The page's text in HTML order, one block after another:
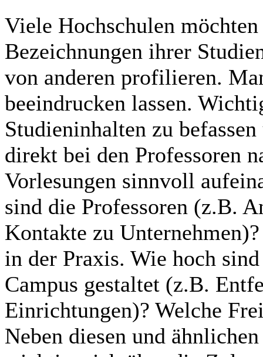
Viele Hochschulen
Bezeichnungen ihrer
von anderen profilieren.
beeindrucken lassen.
Studieninhalten zu
direkt bei den Professoren
Vorlesungen sinnvoll
sind die Professoren (z.B.
Kontakte zu
in der Praxis. Wie hoch
Campus gestaltet (z.B.
Einrichtungen)? Welche
Neben diesen und